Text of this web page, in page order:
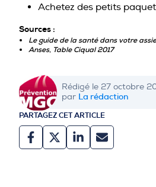
Achetez des petits
Sources :
Le guide de la santé dans votre
Anses, Table Ciqual 2017
Rédigé le 27 octobre
par La rédaction
PARTAGEZ CET ARTICLE